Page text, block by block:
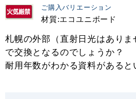
ご購入バリエーション
材質:エコユニボード
札幌の外部（直射日光はあり
で交換となるのでしょうか？
耐用年数がわかる資料があると